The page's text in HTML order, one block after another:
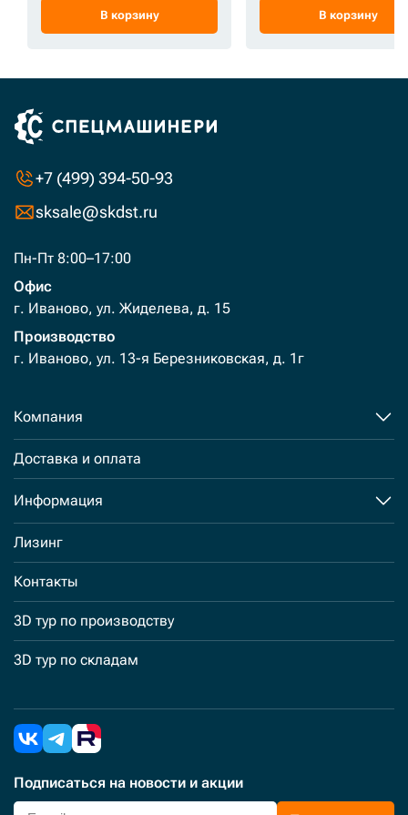
В корзину В корзину
+7 (499) 394-50-93
sksale@skdst.ru
Пн-Пт 8:00–17:00
Офис
г. Иваново, ул. Жиделева, д. 15
Производство
г. Иваново, ул. 13-я Березниковская, д. 1г
Компания
Доставка и оплата
Информация
Лизинг
Контакты
3D тур по производству
3D тур по складам
Подписаться на новости и акции